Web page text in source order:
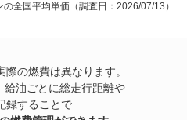
全国平均単価（調査日：2026/07/13）
の燃費は異なります。
給油ごとに総走行距離や
録することで